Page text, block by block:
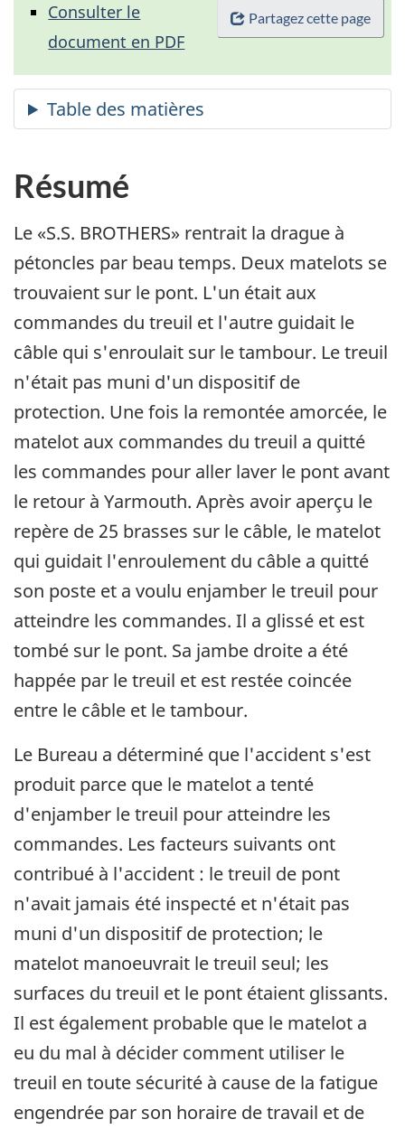
Partagez cette page
Consulter le
document en PDF
Résumé
Le «S.S. BROTHERS» rentrait la drague à
pétoncles par beau temps. Deux matelots se
trouvaient sur le pont. L'un était aux
commandes du treuil et l'autre guidait le
câble qui s'enroulait sur le tambour. Le treuil
n'était pas muni d'un dispositif de
protection. Une fois la remontée amorcée, le
matelot aux commandes du treuil a quitté
les commandes pour aller laver le pont avant
le retour à Yarmouth. Après avoir aperçu le
repère de 25 brasses sur le câble, le matelot
qui guidait l'enroulement du câble a quitté
son poste et a voulu enjamber le treuil pour
atteindre les commandes. Il a glissé et est
tombé sur le pont. Sa jambe droite a été
happée par le treuil et est restée coincée
entre le câble et le tambour.
Le Bureau a déterminé que l'accident s'est
produit parce que le matelot a tenté
d'enjamber le treuil pour atteindre les
commandes. Les facteurs suivants ont
contribué à l'accident : le treuil de pont
n'avait jamais été inspecté et n'était pas
muni d'un dispositif de protection; le
matelot manoeuvrait le treuil seul; les
surfaces du treuil et le pont étaient glissants.
Il est également probable que le matelot a
eu du mal à décider comment utiliser le
treuil en toute sécurité à cause de la fatigue
engendrée par son horaire de travail et de